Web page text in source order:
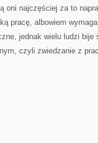
oni najczęściej za to
pracę, albowiem
jednak wielu ludzi bije
czyli zwiedzanie z